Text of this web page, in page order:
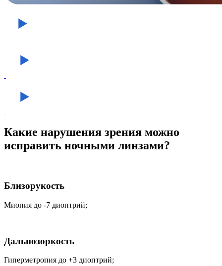
Какие нарушения зрения можно
исправить ночными линзами?
Близорукость
Миопия до -7 диоптрий;
Дальнозоркость
Гиперметропия до +3 диоптрий;